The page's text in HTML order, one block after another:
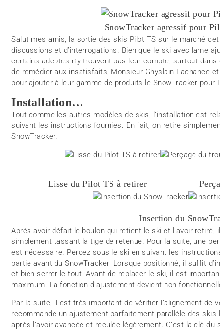
SnowTracker agressif pour
Salut mes amis, la sortie des skis Pilot TS sur le marché
discussions et d’interrogations. Bien que le ski avec lame
certains adeptes n’y trouvent pas leur compte, surtout
de remédier aux insatisfaits, Monsieur Ghyslain Lachance
pour ajouter à leur gamme de produits le SnowTracker pour
Installation…
Tout comme les autres modèles de skis, l’installation est
suivant les instructions fournies. En fait, on retire
SnowTracker.
Lisse du Pilot TS à retirer
Insertion du
Après avoir défait le boulon qui retient le ski et l’avoir retiré,
simplement tassant la tige de retenue. Pour la suite, une
est nécessaire. Percez sous le ski en suivant les
partie avant du SnowTracker. Lorsque positionné, il suffit
et bien serrer le tout. Avant de replacer le ski, il est
maximum. La fonction d’ajustement devient non
Par la suite, il est très important de vérifier l’alignement de
recommande un ajustement parfaitement parallèle des
après l’avoir avancée et reculée légèrement. C’est la clé